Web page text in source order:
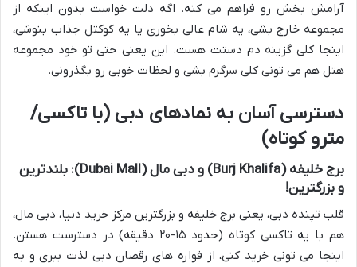
آرامش بخش رو فراهم می کنه. اگه دلت خواست بدون اینکه از
مجموعه خارج بشی، یه شام عالی بخوری یا یه کوکتل جذاب بنوشی،
اینجا کلی گزینه دم دستت هست. این یعنی حتی تو خود مجموعه
هتل هم می تونی کلی سرگرم بشی و لحظات خوبی رو بگذرونی.
دسترسی آسان به نمادهای دبی (با تاکسی/
مترو کوتاه)
برج خلیفه (Burj Khalifa) و دبی مال (Dubai Mall): بلندترین
و بزرگترین!
قلب تپنده دبی، یعنی برج خلیفه و بزرگترین مرکز خرید دنیا، دبی مال،
هم با یه تاکسی کوتاه (حدود ۱۵-۲۰ دقیقه) در دسترست هستن.
اینجا می تونی خرید کنی، از فواره های رقصان دبی لذت ببری و به